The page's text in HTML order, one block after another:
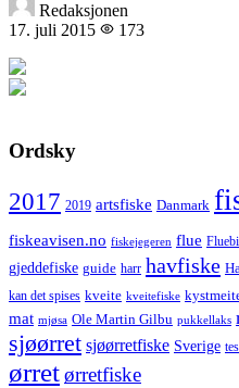
Redaksjonen
17. juli 2015
173
Ordsky
2017 2019 artsfiske Danmark
fiskeavisen.no fiskejegeren flue
gjeddefiske guide harr havfiske
kan det spises kveite kveitefiske
mat mjøsa Ole Martin Gilbu pukkellaks
sjøørret sjøørretfiske Sverige
ørretørretfiske